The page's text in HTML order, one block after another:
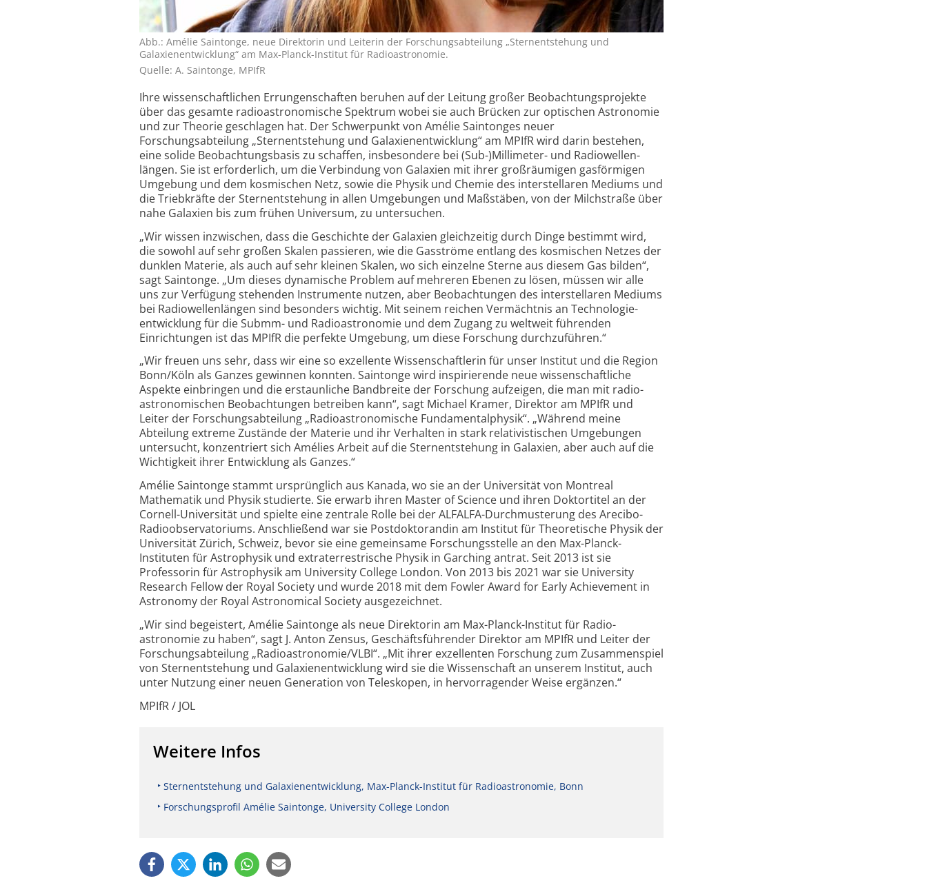
Abb.: Amélie Saintonge, neue Direktorin und Leiterin der Forschungsabteilung „Sternentstehung und
Galaxienentwicklung“ am Max-Planck-Institut für Radioastronomie.
Quelle: A. Saintonge, MPIfR
Ihre wissenschaftlichen Errungenschaften beruhen auf der Leitung großer Beobachtungs­projekte
über das gesamte radio­astronomische Spektrum wobei sie auch Brücken zur optischen Astronomie
und zur Theorie geschlagen hat. Der Schwerpunkt von Amélie Saintonges neuer
Forschungsabteilung „Sternentstehung und Galaxien­entwicklung“ am MPIfR wird darin bestehen,
eine solide Beobachtungs­basis zu schaffen, insbesondere bei (Sub-)Millimeter- und Radiowellen­
längen. Sie ist erforderlich, um die Verbindung von Galaxien mit ihrer großräumigen gasförmigen
Umgebung und dem kosmischen Netz, sowie die Physik und Chemie des inter­stellaren Mediums und
die Triebkräfte der Stern­entstehung in allen Umgebungen und Maßstäben, von der Milchstraße über
nahe Galaxien bis zum frühen Universum, zu untersuchen.
„Wir wissen inzwischen, dass die Geschichte der Galaxien gleichzeitig durch Dinge bestimmt wird,
die sowohl auf sehr großen Skalen passieren, wie die Gasströme entlang des kosmischen Netzes der
dunklen Materie, als auch auf sehr kleinen Skalen, wo sich einzelne Sterne aus diesem Gas bilden“,
sagt Saintonge. „Um dieses dynamische Problem auf mehreren Ebenen zu lösen, müssen wir alle
uns zur Verfügung stehenden Instrumente nutzen, aber Beobachtungen des interstellaren Mediums
bei Radiowellen­längen sind besonders wichtig. Mit seinem reichen Vermächtnis an Technologie­
entwicklung für die Submm- und Radioastronomie und dem Zugang zu weltweit führenden
Einrichtungen ist das MPIfR die perfekte Umgebung, um diese Forschung durch­zuführen.“
„Wir freuen uns sehr, dass wir eine so exzellente Wissen­schaftlerin für unser Institut und die Region
Bonn/Köln als Ganzes gewinnen konnten. Saintonge wird inspirierende neue wissen­schaftliche
Aspekte einbringen und die erstaunliche Bandbreite der Forschung aufzeigen, die man mit radio­
astronomischen Beobachtungen betreiben kann“, sagt Michael Kramer, Direktor am MPIfR und
Leiter der Forschungsabteilung „Radio­astronomische Fundamental­physik“. „Während meine
Abteilung extreme Zustände der Materie und ihr Verhalten in stark relativistischen Umgebungen
untersucht, konzentriert sich Amélies Arbeit auf die Stern­entstehung in Galaxien, aber auch auf die
Wichtigkeit ihrer Entwicklung als Ganzes.“
Amélie Saintonge stammt ursprünglich aus Kanada, wo sie an der Universität von Montreal
Mathematik und Physik studierte. Sie erwarb ihren Master of Science und ihren Doktortitel an der
Cornell-Universität und spielte eine zentrale Rolle bei der ALFALFA-Durchmusterung des Arecibo-
Radio­observatoriums. Anschließend war sie Post­doktorandin am Institut für Theoretische Physik der
Universität Zürich, Schweiz, bevor sie eine gemeinsame Forschungsstelle an den Max-Planck-
Instituten für Astrophysik und extra­terrestrische Physik in Garching antrat. Seit 2013 ist sie
Professorin für Astrophysik am University College London. Von 2013 bis 2021 war sie University
Research Fellow der Royal Society und wurde 2018 mit dem Fowler Award for Early Achievement in
Astronomy der Royal Astro­nomical Society ausgezeichnet.
„Wir sind begeistert, Amélie Saintonge als neue Direktorin am Max-Planck-Institut für Radio­
astronomie zu haben“, sagt J. Anton Zensus, Geschäftsführender Direktor am MPIfR und Leiter der
Forschungsabteilung „Radioastronomie/VLBI“. „Mit ihrer exzellenten Forschung zum Zusammenspiel
von Sternentstehung und Galaxien­entwicklung wird sie die Wissenschaft an unserem Institut, auch
unter Nutzung einer neuen Generation von Teleskopen, in hervor­ragender Weise ergänzen.“
MPIfR / JOL
Weitere Infos
Sternentstehung und Galaxienentwicklung, Max-Planck-Institut für Radioastronomie, Bonn
Forschungsprofil Amélie Saintonge, University College London